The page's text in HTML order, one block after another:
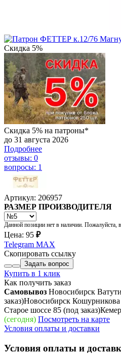
Скидка 5%
Скидка 5% на патроны*
до 31 августа 2026
Подробнее
отзывы: 0
вопросы: 1
Артикул: 206957
РАЗМЕР ПРОИЗВОДИТЕЛЯ
Данной позиции нет в наличии. Пожалуйста,
Цена: 95 ₽
Telegram MAX
Скопировать ссылку
Задать вопрос
Купить в 1 клик
Как получить заказ
Самовывоз Новосибирск
заказ)Новосибирск Кошурникова
Старое шоссе 85 (под заказ)
(сегодня) Посмотреть на карте
Условия оплаты и доставки
Условия оплаты и